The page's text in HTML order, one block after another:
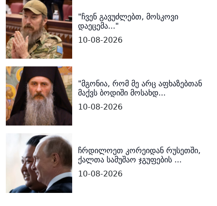
"ჩვენ გავუძლებთ, მოსკოვი
დაეცემა..."
10-08-2026
"მგონია, რომ მე არც აფხაზებთან
მაქვს ბოდიში მოსახდ...
10-08-2026
ჩრდილოეთ კორეიდან რუსეთში,
ქალთა სამუშაო ჯგუფების ...
10-08-2026